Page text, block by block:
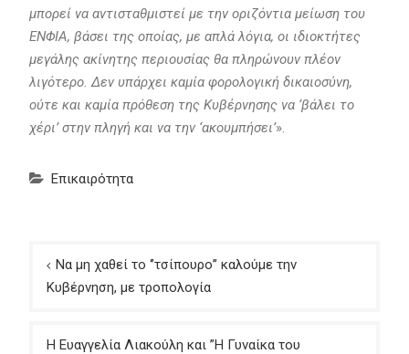
μπορεί να αντισταθμιστεί με την οριζόντια μείωση του
ΕΝΦΙΑ, βάσει της οποίας, με απλά λόγια, οι ιδιοκτήτες
μεγάλης ακίνητης περιουσίας θα πληρώνουν πλέον
λιγότερο. Δεν υπάρχει καμία φορολογική δικαιοσύνη,
ούτε και καμία πρόθεση της Κυβέρνησης να ‘βάλει το
χέρι’ στην πληγή και να την ‘ακουμπήσει’».
Επικαιρότητα
Πλοήγηση
άρθρων
Να μη χαθεί το ‘’τσίπουρο’’ καλούμε την
Κυβέρνηση, με τροπολογία
Η Ευαγγελία Λιακούλη και ”Η Γυναίκα του